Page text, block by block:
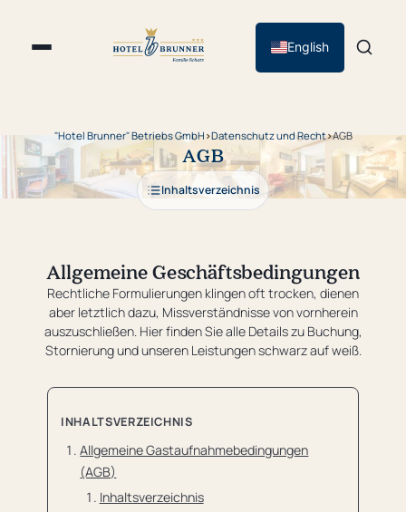
English
"Hotel Brunner" Betriebs GmbH ›Datenschutz und Recht›AGB
AGB
Inhaltsverzeichnis
Allgemeine Geschäftsbedingungen
Rechtliche Formulierungen klingen oft trocken, dienen
aber letztlich dazu, Missverständnisse von vornherein
auszuschließen. Hier finden Sie alle Details zu Buchung,
Stornierung und unseren Leistungen schwarz auf weiß.
INHALTSVERZEICHNIS
Allgemeine Gastaufnahmebedingungen
(AGB)
Inhaltsverzeichnis